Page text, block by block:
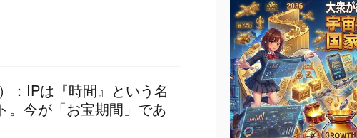
：IPは『時間』という名
。今が「お宝期間」であ